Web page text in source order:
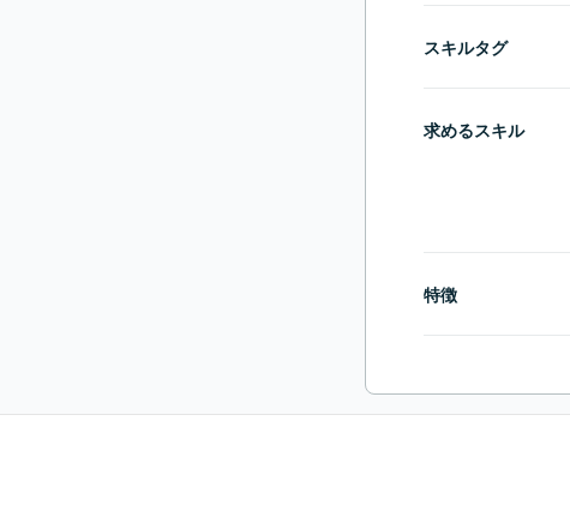
スキルタグ
求めるスキル
特徴